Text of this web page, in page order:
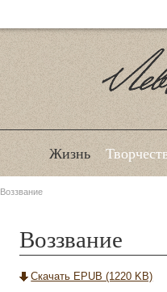
Жизнь
Воззвание
Воззвание
Скачать EPUB (1220 KB)